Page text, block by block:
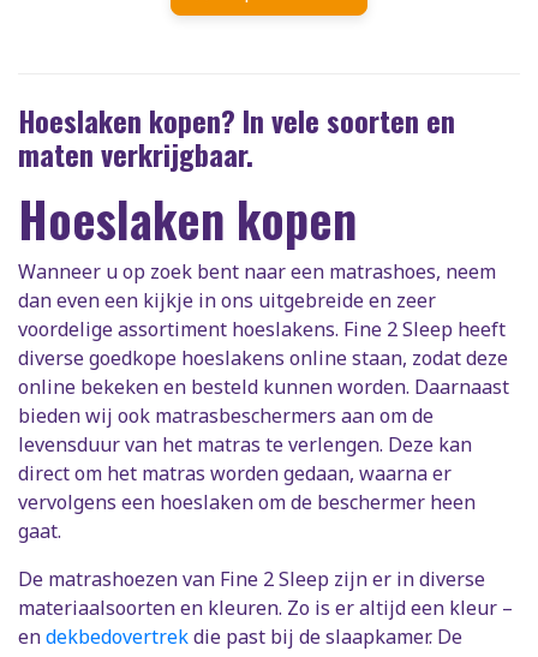
Hoeslaken kopen? In vele soorten en
maten verkrijgbaar.
Hoeslaken kopen
Wanneer u op zoek bent naar een matrashoes, neem
dan even een kijkje in ons uitgebreide en zeer
voordelige assortiment hoeslakens. Fine 2 Sleep heeft
diverse goedkope hoeslakens online staan, zodat deze
online bekeken en besteld kunnen worden. Daarnaast
bieden wij ook matrasbeschermers aan om de
levensduur van het matras te verlengen. Deze kan
direct om het matras worden gedaan, waarna er
vervolgens een hoeslaken om de beschermer heen
gaat.
De matrashoezen van Fine 2 Sleep zijn er in diverse
materiaalsoorten en kleuren. Zo is er altijd een kleur –
endekbedovertrekdie past bij de slaapkamer. De